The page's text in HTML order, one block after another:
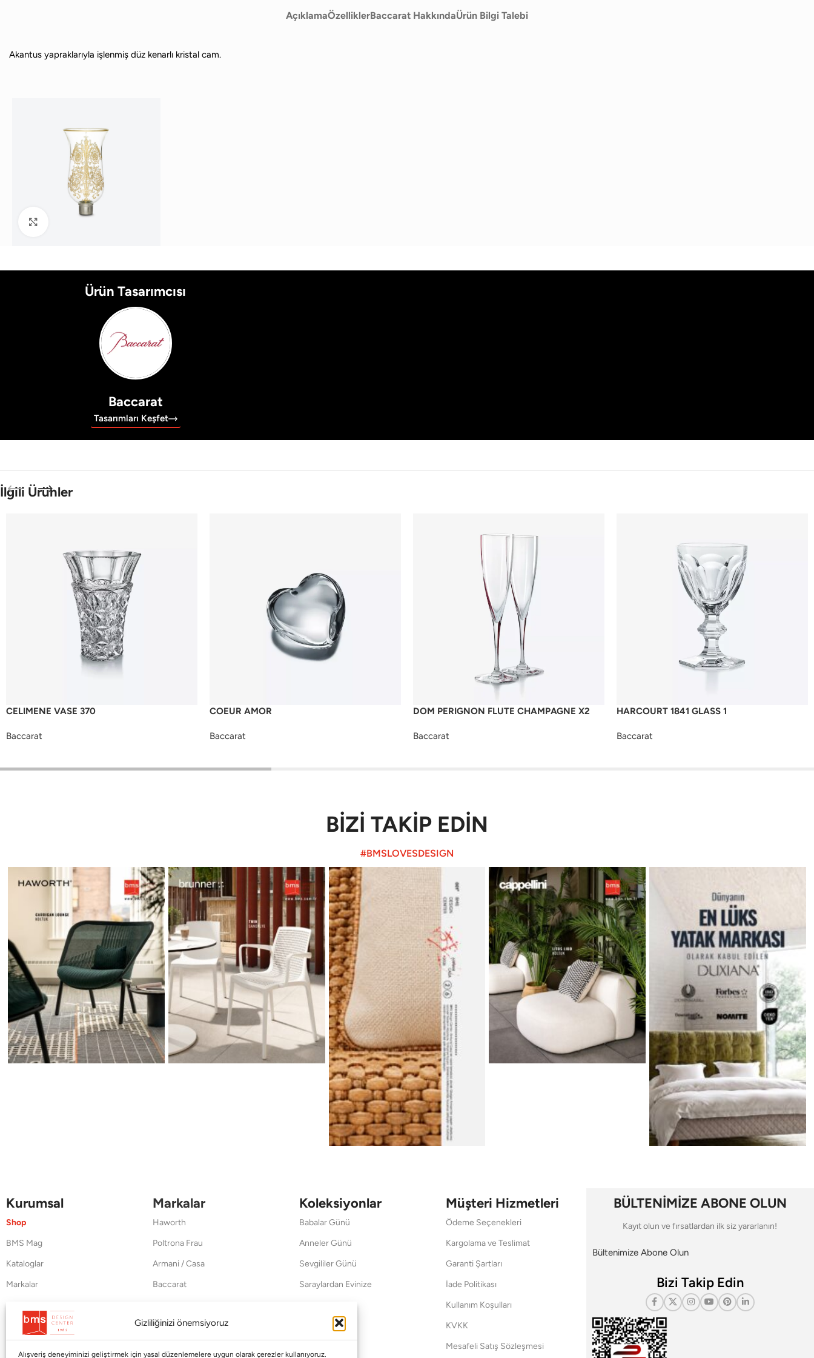
Gizliliğinizi önemsiyoruz
Alışveriş deneyiminizi geliştirmek için yasal düzenlemelere uygun olarak çerezler kullanıyoruz.
AçıklamaÖzelliklerBaccarat HakkındaÜrün Bilgi Talebi
Akantus yapraklarıyla işlenmiş düz kenarlı kristal cam.
Ürün Tasarımcısı
Baccarat
Tasarımları Keşfet
İlgili Ürünler
CELIMENE VASE 370
Baccarat
COEUR AMOR
Baccarat
DOM PERIGNON FLUTE CHAMPAGNE X2
Baccarat
HARCOURT 1841 GLASS 1
Baccarat
BİZİ TAKİP EDİN
#BMSLOVESDESIGN
Kurumsal
Shop
BMS Mag
Kataloglar
Markalar
Hakkımızda
Markalar
Haworth
Poltrona Frau
Armani / Casa
Baccarat
Cappellini
Koleksiyonlar
Babalar Günü
Anneler Günü
Sevgililer Günü
Saraylardan Evinize
Pet Collection
Müşteri Hizmetleri
Ödeme Seçenekleri
Kargolama ve Teslimat
Garanti Şartları
İade Politikası
Kullanım Koşulları
KVKK
Mesafeli Satış Sözleşmesi
BÜLTENİMİZE ABONE OLUN
Kayıt olun ve fırsatlardan ilk siz yararlanın!
Bültenimize Abone Olun
Bizi Takip Edin